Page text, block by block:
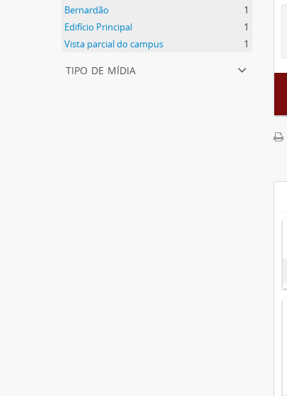
Bernardão
1
Edifício Principal
1
Vista parcial do campus
1
tipo de mídia